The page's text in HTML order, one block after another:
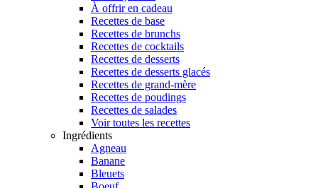
À offrir en cadeau
Recettes de base
Recettes de brunchs
Recettes de cocktails
Recettes de desserts
Recettes de desserts glacés
Recettes de grand-mère
Recettes de poudings
Recettes de salades
Voir toutes les recettes
Ingrédients
Agneau
Banane
Bleuets